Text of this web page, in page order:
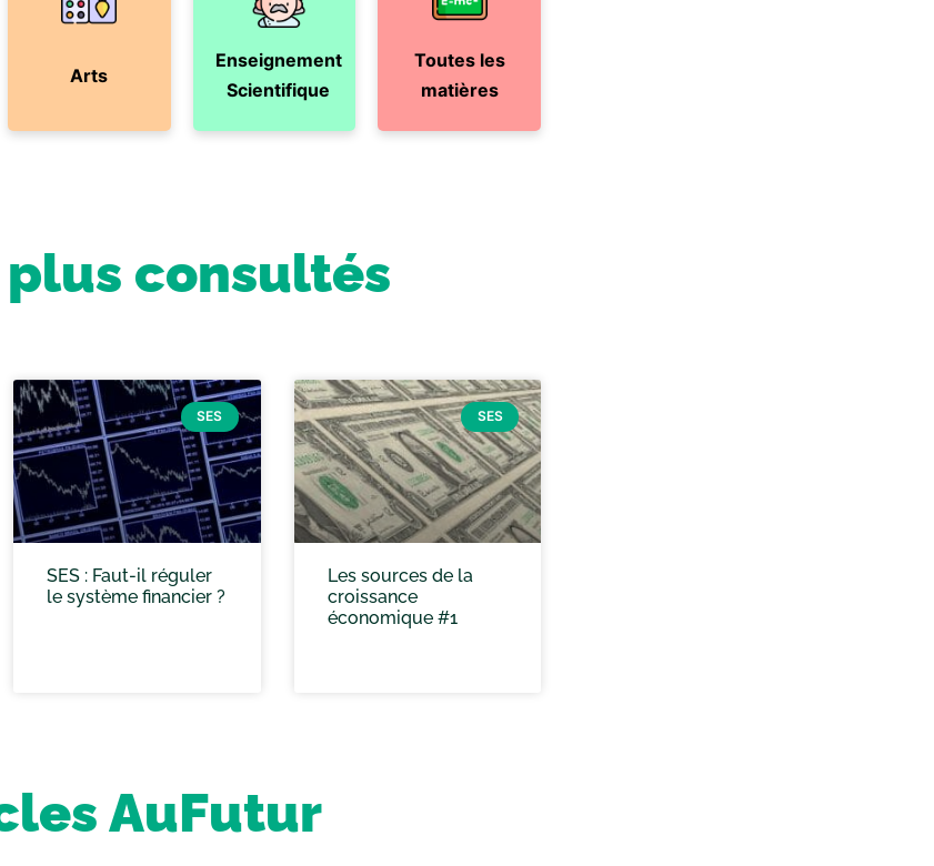
Arts
Enseignement
Scientifique
Toutes les
matières
consultés
SES
SES : Faut-il réguler
le système financier ?
SES
Les sources de la
croissance
économique #1
AuFutur